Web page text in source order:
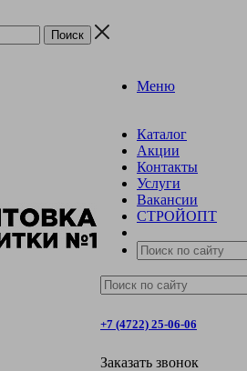
Меню
Каталог
Акции
Контакты
Услуги
Вакансии
СТРОЙОПТ
+7 (4722) 25-06-06
Заказать звонок